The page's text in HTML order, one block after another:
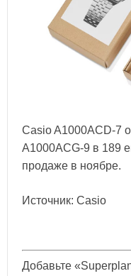
Casio A1000ACD-7
A1000ACG-9 в 189
продаже в ноябре.
Источник: Casio
Добавьте